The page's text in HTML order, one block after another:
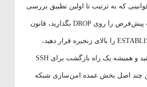
که به ترتیب تا اولین تطبیق بررسی
می‌شوند. سیاست پیش‌فرض را روی DROP بگذارید، قانون
ESTABLISHED,RELATED را بالای زنجیره قرار دهید،
قوانین را ذخیره کنید و همیشه یک راه بازگشت برای SSH
چند اصل بخش عمده امن‌سازی شبکه